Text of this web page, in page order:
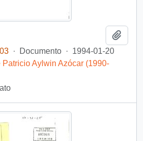
· Documento · 1994-01-20
Patricio Aylwin Azócar (1990-